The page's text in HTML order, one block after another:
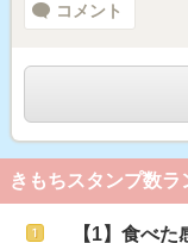
コメント
きもちスタンプ数ラ
【1】食べ